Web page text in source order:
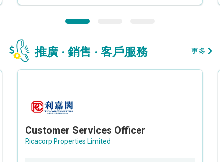
推廣 · 銷售 · 客戶服務 更多
Customer Services Officer
Ricacorp Properties Limited